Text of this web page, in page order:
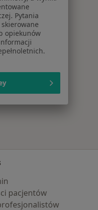
w Krosnie
leczone
pacjentów
Pytania
opiekunów